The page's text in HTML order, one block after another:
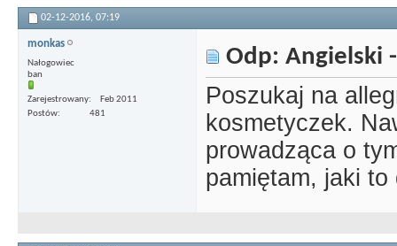
02-12-2016, 07:19
monkas
Nałogowiec
ban
Zarejestrowany
Feb 2011
Postów
481
Odp: Angielski
Poszukaj na
kosmetyczek.
prowadząca o
pamiętam, jaki to